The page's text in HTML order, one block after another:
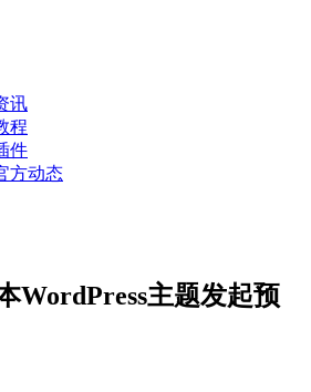
讯
程
件
方动态
WordPress主题发起预